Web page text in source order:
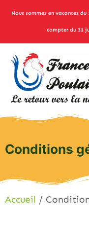
Nous sommes en vacances
compter du 31
Conditions
Accueil /